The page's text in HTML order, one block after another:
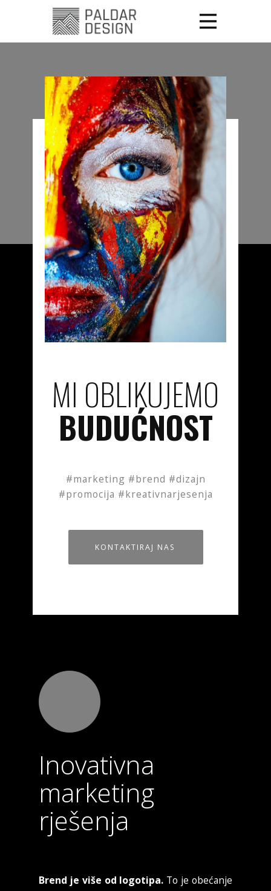
MI OBLIKUJEMO
BUDUĆNOST
#marketing #brend #dizajn
#promocija #kreativnarjesenja
KONTAKTIRAJ NAS
Inovativna
marketing
rješenja
Brend je više od logotipa. To je obećanje